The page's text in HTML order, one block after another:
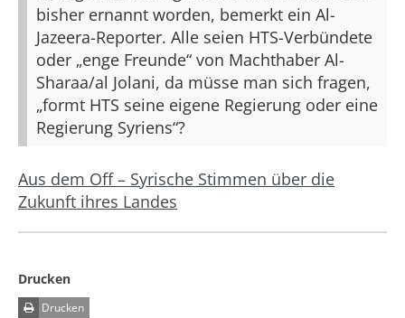
bisher ernannt worden, bemerkt ein Al-
Jazeera-Reporter. Alle seien HTS-Verbündete
oder „enge Freunde“ von Machthaber Al-
Sharaa/al Jolani, da müsse man sich fragen,
„formt HTS seine eigene Regierung oder eine
Regierung Syriens“?
Aus dem Off – Syrische Stimmen über die
Zukunft ihres Landes
Drucken
Drucken